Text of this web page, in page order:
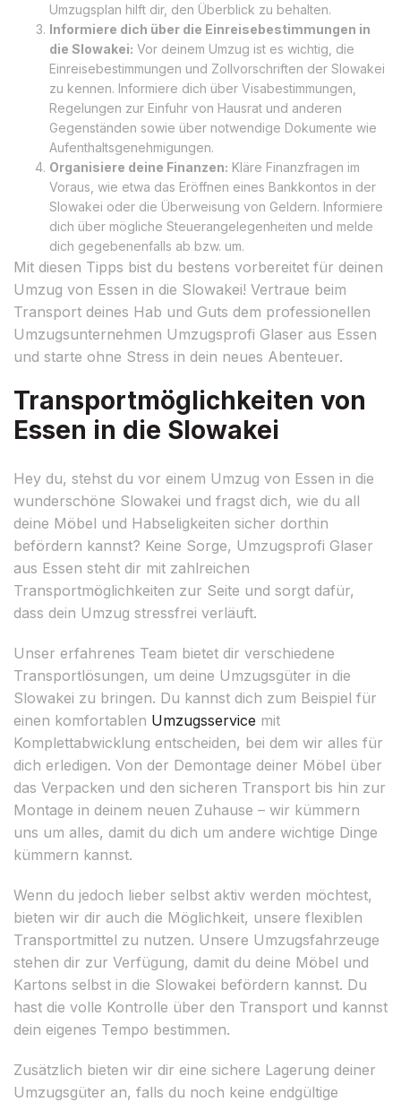
Umzugsplan hilft dir, den Überblick zu behalten.
Informiere dich über die Einreisebestimmungen in
die Slowakei: Vor deinem Umzug ist es wichtig, die
Einreisebestimmungen und Zollvorschriften der Slowakei
zu kennen. Informiere dich über Visabestimmungen,
Regelungen zur Einfuhr von Hausrat und anderen
Gegenständen sowie über notwendige Dokumente wie
Aufenthaltsgenehmigungen.
Organisiere deine Finanzen: Kläre Finanzfragen im
Voraus, wie etwa das Eröffnen eines Bankkontos in der
Slowakei oder die Überweisung von Geldern. Informiere
dich über mögliche Steuerangelegenheiten und melde
dich gegebenenfalls ab bzw. um.
Mit diesen Tipps bist du bestens vorbereitet für deinen
Umzug von Essen in die Slowakei! Vertraue beim
Transport deines Hab und Guts dem professionellen
Umzugsunternehmen Umzugsprofi Glaser aus Essen
und starte ohne Stress in dein neues Abenteuer.
Transportmöglichkeiten von
Essen in die Slowakei
Hey du, stehst du vor einem Umzug von Essen in die
wunderschöne Slowakei und fragst dich, wie du all
deine Möbel und Habseligkeiten sicher dorthin
befördern kannst? Keine Sorge, Umzugsprofi Glaser
aus Essen steht dir mit zahlreichen
Transportmöglichkeiten zur Seite und sorgt dafür,
dass dein Umzug stressfrei verläuft.
Unser erfahrenes Team bietet dir verschiedene
Transportlösungen, um deine Umzugsgüter in die
Slowakei zu bringen. Du kannst dich zum Beispiel für
einen komfortablen Umzugsservice mit
Komplettabwicklung entscheiden, bei dem wir alles für
dich erledigen. Von der Demontage deiner Möbel über
das Verpacken und den sicheren Transport bis hin zur
Montage in deinem neuen Zuhause – wir kümmern
uns um alles, damit du dich um andere wichtige Dinge
kümmern kannst.
Wenn du jedoch lieber selbst aktiv werden möchtest,
bieten wir dir auch die Möglichkeit, unsere flexiblen
Transportmittel zu nutzen. Unsere Umzugsfahrzeuge
stehen dir zur Verfügung, damit du deine Möbel und
Kartons selbst in die Slowakei befördern kannst. Du
hast die volle Kontrolle über den Transport und kannst
dein eigenes Tempo bestimmen.
Zusätzlich bieten wir dir eine sichere Lagerung deiner
Umzugsgüter an, falls du noch keine endgültige